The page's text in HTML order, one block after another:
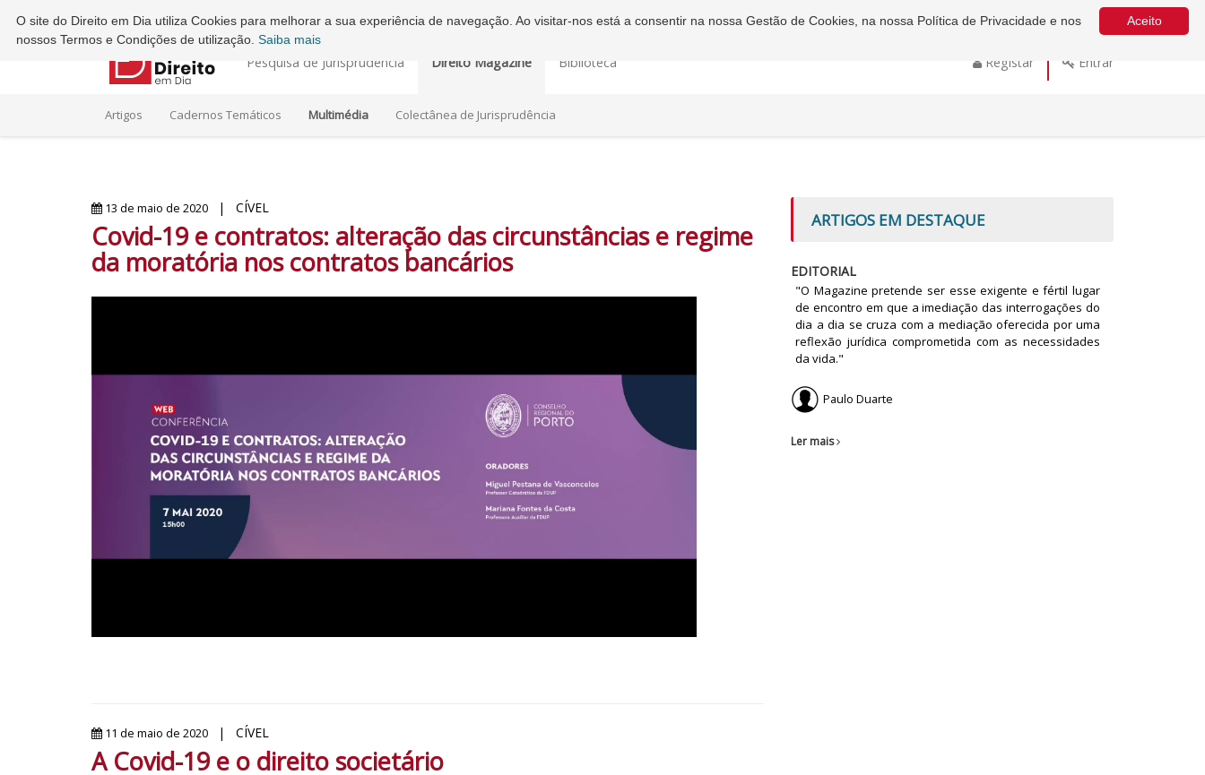
Ordem dos Advogados - Conselho Regional do Porto
Pesquisa de Jurisprudência Direito Magazine Biblioteca Registar Entrar
Artigos Cadernos Temáticos Multimédia Colectânea de Jurisprudência
13 de maio de 2020 | CÍVEL
Covid-19 e contratos: alteração das circunstâncias e regime
da moratória nos contratos bancários
11 de maio de 2020 | CÍVEL
A Covid-19 e o direito societário
ARTIGOS EM DESTAQUE
EDITORIAL
"O Magazine pretende ser esse exigente e fértil lugar
de encontro em que a imediação das interrogações do
dia a dia se cruza com a mediação oferecida por uma
reflexão jurídica comprometida com as necessidades
da vida."
Paulo Duarte
Ler mais
Aceito
O site do Direito em Dia utiliza Cookies para melhorar a sua experiência de navegação. Ao visitar-nos está a consentir na nossa Gestão de Cookies, na nossa Política de Privacidade e nos
nossos Termos e Condições de utilização. Saiba mais